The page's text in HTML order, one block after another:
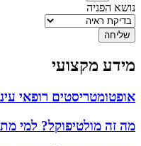
נושא הפניה
שליחה
מידע מקצועי
אופטומטריסטים רופאי
מה זה מולטיפוקל? למי